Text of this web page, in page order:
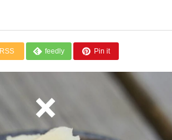
RSS feedly Pin it